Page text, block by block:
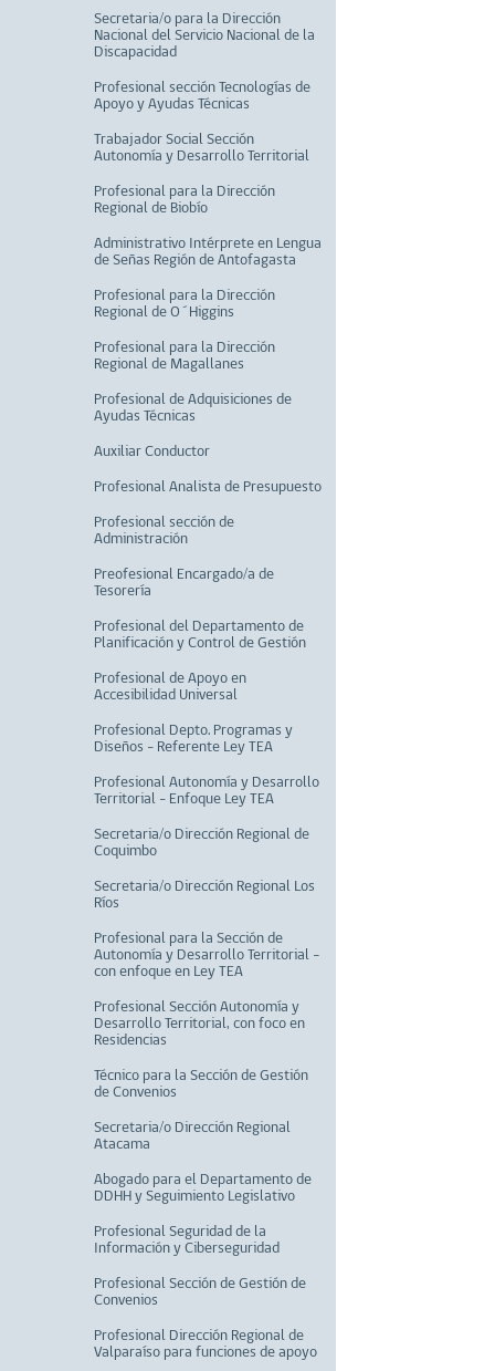
Secretaria/o para la Dirección
Nacional del Servicio Nacional de la
Discapacidad
Profesional sección Tecnologías de
Apoyo y Ayudas Técnicas
Trabajador Social Sección
Autonomía y Desarrollo Territorial
Profesional para la Dirección
Regional de Biobío
Administrativo Intérprete en Lengua
de Señas Región de Antofagasta
Profesional para la Dirección
Regional de O´Higgins
Profesional para la Dirección
Regional de Magallanes
Profesional de Adquisiciones de
Ayudas Técnicas
Auxiliar Conductor
Profesional Analista de Presupuesto
Profesional sección de
Administración
Preofesional Encargado/a de
Tesorería
Profesional del Departamento de
Planificación y Control de Gestión
Profesional de Apoyo en
Accesibilidad Universal
Profesional Depto. Programas y
Diseños - Referente Ley TEA
Profesional Autonomía y Desarrollo
Territorial - Enfoque Ley TEA
Secretaria/o Dirección Regional de
Coquimbo
Secretaria/o Dirección Regional Los
Ríos
Profesional para la Sección de
Autonomía y Desarrollo Territorial –
con enfoque en Ley TEA
Profesional Sección Autonomía y
Desarrollo Territorial, con foco en
Residencias
Técnico para la Sección de Gestión
de Convenios
Secretaria/o Dirección Regional
Atacama
Abogado para el Departamento de
DDHH y Seguimiento Legislativo
Profesional Seguridad de la
Información y Ciberseguridad
Profesional Sección de Gestión de
Convenios
Profesional Dirección Regional de
Valparaíso para funciones de apoyo